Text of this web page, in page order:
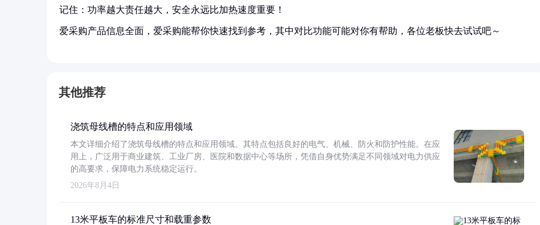
记住：功率越大责任越大，安全永远比加热速度重要！
爱采购产品信息全面，爱采购能帮你快速找到参考，其中对比功能可能对你有帮助，各位老板快去试试吧～
其他推荐
浇筑母线槽的特点和应用领域
本文详细介绍了浇筑母线槽的特点和应用领域。其特点包括良好的电气、机械、防火和防护性能。在应
用上，广泛用于商业建筑、工业厂房、医院和数据中心等场所，凭借自身优势满足不同领域对电力供应
的高要求，保障电力系统稳定运行。
2026年8月4日
13米平板车的标准尺寸和载重参数